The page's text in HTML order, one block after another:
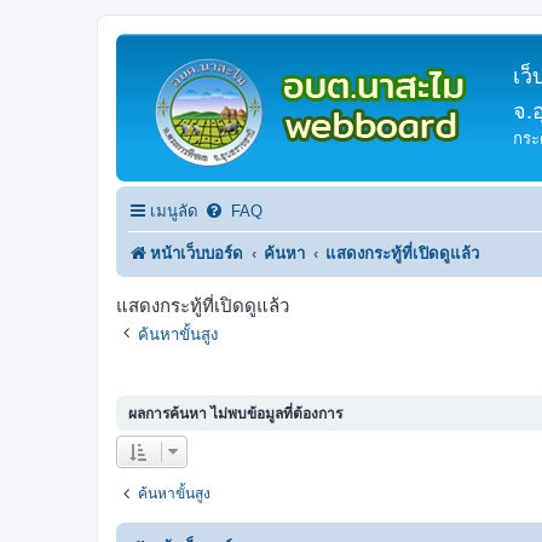
เ
จ.
กร
เมนูลัด FAQ
หน้าเว็บบอร์ด ค้นหา แสดงกระทู้ที่เปิดดูแล้ว
แสดงกระทู้ที่เปิดดูแล้ว
ค้นหาขั้นสูง
ผลการค้นหา ไม่พบข้อมูลที่ต้องการ
ค้นหาขั้นสูง